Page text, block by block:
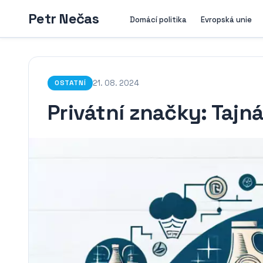
Petr Nečas Domácí politika Evropská unie
OSTATNÍ 21. 08. 2024
Privátní značky: